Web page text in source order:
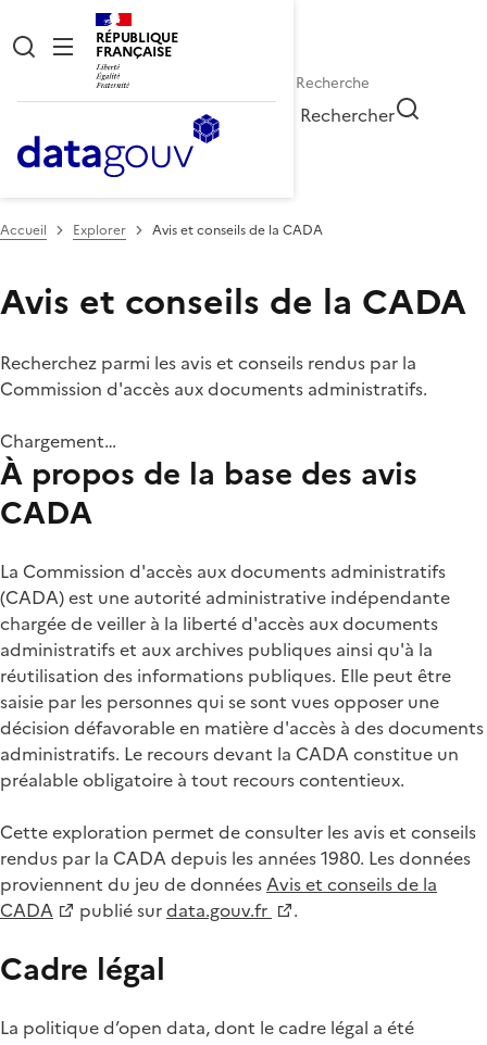
RÉPUBLIQUE
FRANÇAISE
Rechercher
Accueil Explorer Avis et conseils de la CADA
Avis et conseils de la CADA
Recherchez parmi les avis et conseils rendus par la
Commission d'accès aux documents administratifs.
Chargement…
À propos de la base des avis
CADA
La Commission d'accès aux documents administratifs
(CADA) est une autorité administrative indépendante
chargée de veiller à la liberté d'accès aux documents
administratifs et aux archives publiques ainsi qu'à la
réutilisation des informations publiques. Elle peut être
saisie par les personnes qui se sont vues opposer une
décision défavorable en matière d'accès à des documents
administratifs. Le recours devant la CADA constitue un
préalable obligatoire à tout recours contentieux.
Cette exploration permet de consulter les avis et conseils
rendus par la CADA depuis les années 1980. Les données
proviennent du jeu de donnéesAvis et conseils de la
CADA
publié surdata.gouv.fr .
Cadre légal
La politique d’open data, dont le cadre légal a été